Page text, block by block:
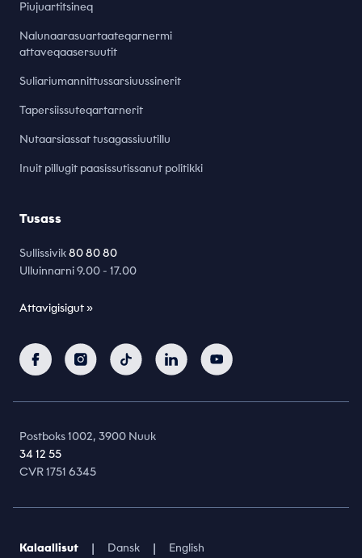
Tusass
Sullissivik80 80 80
Ulluinnarni 9.00 - 17.00
Attavigisigut »
Piujuartitsineq
Nalunaarasuartaateqarnermi
attaveqaasersuutit
Suliariumannittussarsiuussinerit
Tapersiissuteqartarnerit
Nutaarsiassat tusagassiuutillu
Inuit pillugit paasissutissanut politikki
Postboks 1002, 3900 Nuuk
34 12 55
CVR 1751 6345
Kalaallisut | Dansk | English